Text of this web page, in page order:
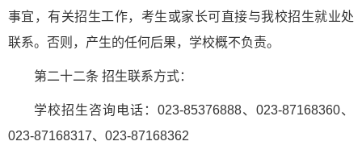
事宜，有关招生工作，考生或家长可直接与我校招生就业处
联系。否则，产生的任何后果，学校概不负责。
第二十二条 招生联系方式：
学校招生咨询电话：023-85376888、023-87168360、
023-87168317、023-87168362